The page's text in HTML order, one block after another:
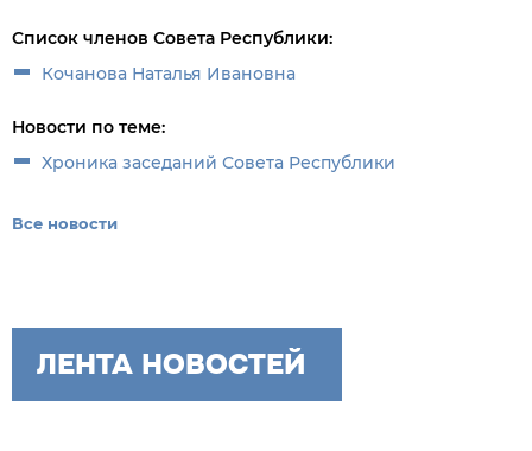
Список членов Совета Республики:
Кочанова Наталья Ивановна
Новости по теме:
Хроника заседаний Совета Республики
Все новости
ЛЕНТА НОВОСТЕЙ